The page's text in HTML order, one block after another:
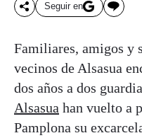
Seguir en
Familiares, amigos y
vecinos de Alsasua
dos años a dos
Alsasua han vuelto a
Pamplona su